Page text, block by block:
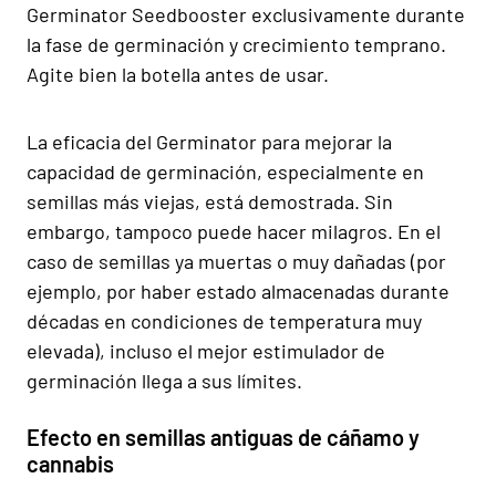
Germinator Seedbooster exclusivamente durante
la fase de germinación y crecimiento temprano.
Agite bien la botella antes de usar.
La eficacia del Germinator para mejorar la
capacidad de germinación, especialmente en
semillas más viejas, está demostrada. Sin
embargo, tampoco puede hacer milagros. En el
caso de semillas ya muertas o muy dañadas (por
ejemplo, por haber estado almacenadas durante
décadas en condiciones de temperatura muy
elevada), incluso el mejor estimulador de
germinación llega a sus límites.
Efecto en semillas antiguas de cáñamo y
cannabis